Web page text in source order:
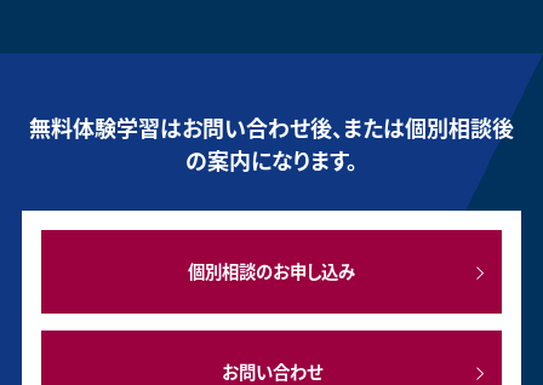
無料体験学習はお問い合わせ後、または個別相談後
の案内になります。
個別相談のお申し込み
お問い合わせ